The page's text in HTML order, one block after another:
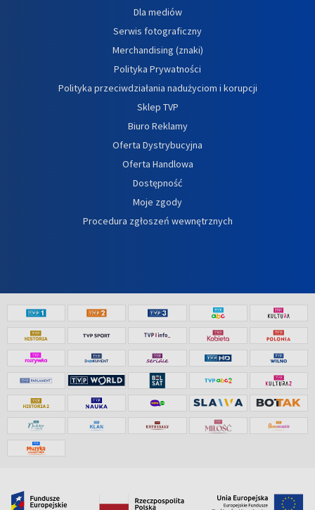
Dla mediów
Serwis fotograficzny
Merchandising (znaki)
Polityka Prywatności
Polityka przeciwdziałania nadużyciom i korupcji
Sklep TVP
Biuro Reklamy
Oferta Dystrybucyjna
Oferta Handlowa
Dostępność
Moje zgody
Procedura zgłoszeń wewnętrznych